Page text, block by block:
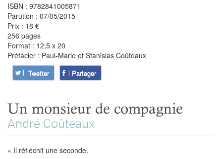
ISBN : 9782841005871
Parution : 07/05/2015
Prix : 18 €
256 pages
Format : 12,5 x 20
Préfacier : Paul-Marie et Stanislas Coûteaux
Twetter Partager
Un monsieur de compagnie
André Coûteaux
« Il réfléchit une seconde.